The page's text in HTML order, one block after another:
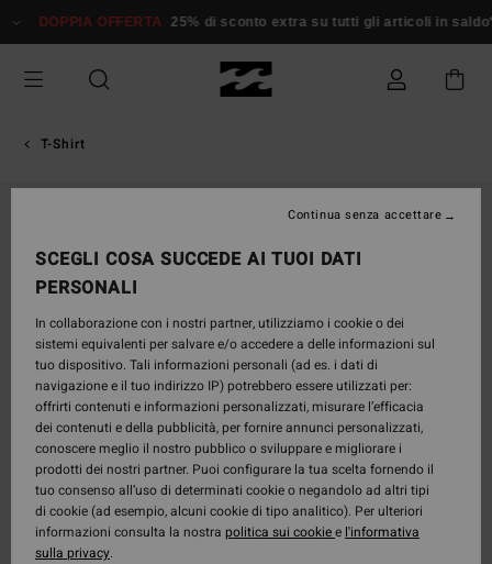
alle
prodotto
DOPPIA OFFERTA 25% di sconto extra su tutti gli articoli in saldo*
T-Shirt
SCEGLI COSA SUCCEDE AI TUOI DATI
PERSONALI
In collaborazione con i nostri partner, utilizziamo i cookie o dei
sistemi equivalenti per salvare e/o accedere a delle informazioni sul
tuo dispositivo. Tali informazioni personali (ad es. i dati di
navigazione e il tuo indirizzo IP) potrebbero essere utilizzati per:
offrirti contenuti e informazioni personalizzati, misurare l’efficacia
dei contenuti e della pubblicità, per fornire annunci personalizzati,
conoscere meglio il nostro pubblico o sviluppare e migliorare i
prodotti dei nostri partner. Puoi configurare la tua scelta fornendo il
tuo consenso all’uso di determinati cookie o negandolo ad altri tipi
di cookie (ad esempio, alcuni cookie di tipo analitico). Per ulteriori
informazioni consulta la nostra politica sui cookiee l'informativa
sulla privacy.
Continua senza accettare